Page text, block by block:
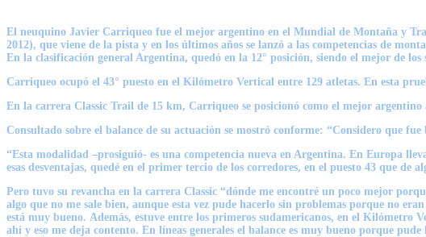
El neuquino Javier Carriqueo fue el mejor argentino en el Mundial de Montaña y
2012), que viene de la pista y en los últimos años se lanzó a las competencias de
En la clasificación general Argentina, quedó en la 12° posición, siendo el mejor de los
Carriqueo ocupó el 43° puesto en el Kilómetro Vertical entre 129 atletas. En esta
En la carrera Classic Trail de 15 km, Carriqueo se posicionó como el mejor
Consultado sobre el balance de su actuación se mostró conforme: “Considero que
“Esta modalidad –prosiguió- es una competencia nueva en Argentina. En Europa
esas desventajas, quedé en el primer tercio de los corredores, en el puesto 43 que
Pero tuvo su revancha en la carrera Classic “dónde me encontré un poco mejor
algo que no me sale bien, aunque esta vez pude hacerlo sin problemas porque no
está muy bueno. Además, estuve entre los primeros sudamericanos, en el Kilómetro
ahí y eso me deja contento. En líneas generales el balance es muy bueno porque